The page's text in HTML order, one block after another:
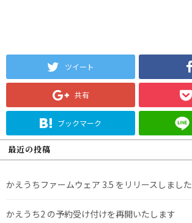
ツイート
共有
ブックマーク
最近の投稿
かえうちファームウェア 3.5 をリリースしました
かえうち2 の予約受け付けを再開いたします